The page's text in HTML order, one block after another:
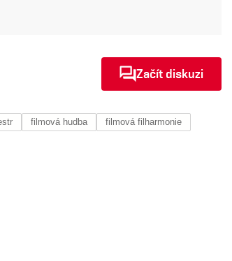
Začít diskuzi
filmová hudba filmová filharmonie